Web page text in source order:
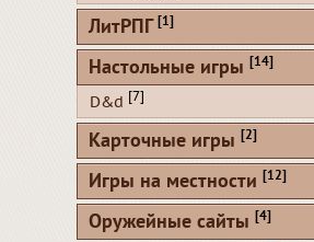
ЛитРПГ [1]
Настольные игры [14]
D&d [7]
Карточные игры [2]
Игры на местности [12]
Оружейные сайты [4]